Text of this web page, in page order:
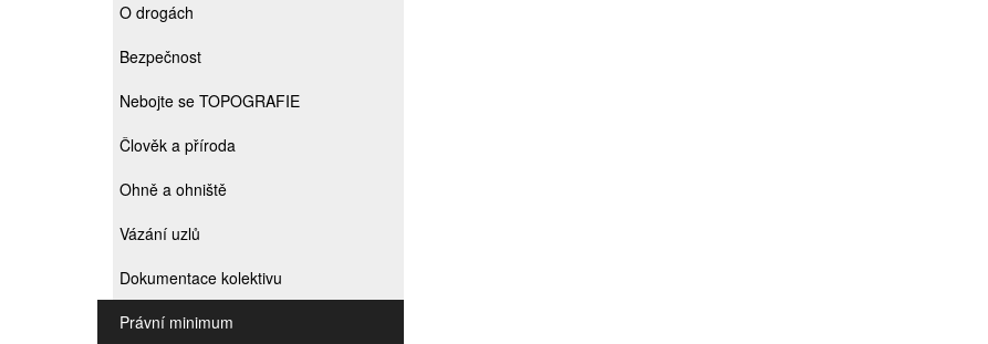
O drogách
Bezpečnost
Nebojte se TOPOGRAFIE
Člověk a příroda
Ohně a ohniště
Vázání uzlů
Dokumentace kolektivu
Právní minimum